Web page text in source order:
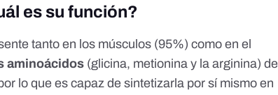
es su función?
tanto en los músculos (95%) como en el
aminoácidos (glicina, metionina y la arginina) de
lo que es capaz de sintetizarla por sí mismo en